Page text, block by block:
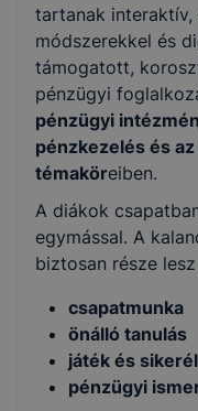
tartanak interaktív,
módszerekkel és
támogatott,
pénzügyi
pénzügyi
pénzkezelés és
témaköreiben.
A diákok
egymással. A
biztosan része
csapatmunka
önálló tanulás
játék és
pénzügyi